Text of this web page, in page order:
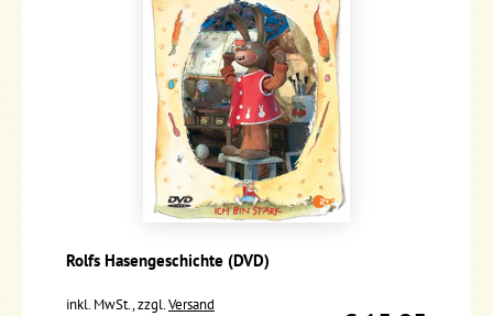
Rolfs Hasengeschichte (DVD)
inkl. MwSt., zzgl.Versand